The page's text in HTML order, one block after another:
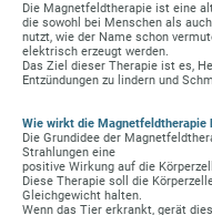
Die Magnetfeldtherapie ist eine
die sowohl bei Menschen als
nutzt, wie der Name schon
elektrisch erzeugt werden.
Das Ziel dieser Therapie ist es,
Entzündungen zu lindern und
Wie wirkt die Magnetfeldtherapie
Die Grundidee der
Strahlungen eine
positive Wirkung auf die
Diese Therapie soll die
Gleichgewicht halten.
Wenn das Tier erkrankt, gerät